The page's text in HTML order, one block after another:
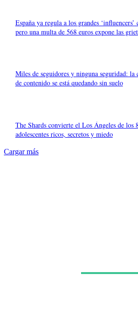
España ya regula a los grandes
pero una multa de 568 euros expone las
Miles de seguidores y ninguna seguridad: la
de contenido se está quedando sin suelo
The Shards convierte el Los Ángeles de los
adolescentes ricos, secretos y miedo
Cargar más